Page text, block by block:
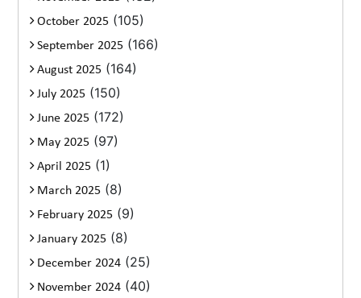
October 2025 (105)
September 2025 (166)
August 2025 (164)
July 2025 (150)
June 2025 (172)
May 2025 (97)
April 2025 (1)
March 2025 (8)
February 2025 (9)
January 2025 (8)
December 2024 (25)
November 2024 (40)